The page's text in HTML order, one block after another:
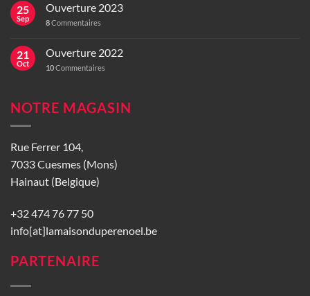
25
Sep
Ouverture 2023
8Commentaires
21
Oct
Ouverture 2022
10Commentaires
NOTRE MAGASIN
Rue Ferrer 104,
7033 Cuesmes (Mons)
Hainaut (Belgique)
+32 474 76 77 50
info[at]lamaisonduperenoel.be
PARTENAIRE